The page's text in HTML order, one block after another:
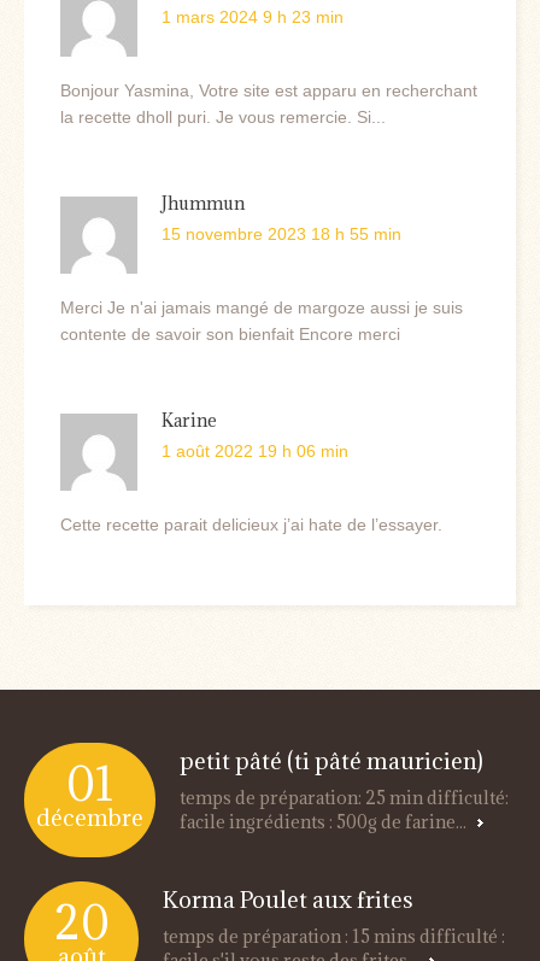
1 mars 2024 9 h 23 min
Bonjour Yasmina, Votre site est apparu en recherchant
la recette dholl puri. Je vous remercie. Si...
Jhummun
15 novembre 2023 18 h 55 min
Merci Je n'ai jamais mangé de margoze aussi je suis
contente de savoir son bienfait Encore merci
Karine
1 août 2022 19 h 06 min
Cette recette parait delicieux j’ai hate de l’essayer.
01
décembre
petit pâté (ti pâté mauricien)
temps de préparation: 25 min difficulté:
facile ingrédients : 500g de farine...
20 Korma Poulet aux frites
temps de préparation : 15 mins difficulté :